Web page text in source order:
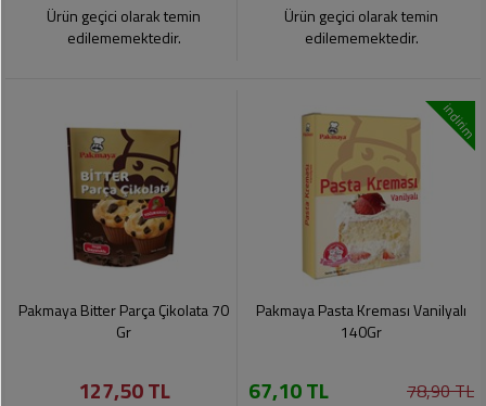
Ürün geçici olarak temin
edilememektedir.
Ürün geçici olarak temin
edilememektedir.
Pakmaya Bitter Parça Çikolata 70
Gr
127,50 TL
indirim
Pakmaya Pasta Kreması Vanilyalı
140Gr
67,10 TL 78,90 TL